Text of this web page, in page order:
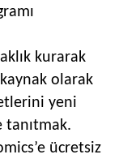
kurarak
olarak
yeni
ücretsiz